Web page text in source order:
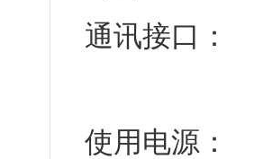
通讯接口：
使用电源：